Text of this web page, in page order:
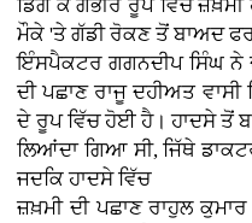
ਡਿੱਗ ਕੇ ਗੰਭੀਰ ਰੂਪ ਵਿੱਚ
ਮੌਕੇ 'ਤੇ ਗੱਡੀ ਰੋਕਣ ਤੋਂ ਬਾਅਦ
ਇੰਸਪੈਕਟਰ ਗਗਨਦੀਪ ਸਿੰਘ ਨੇ
ਦੀ ਪਛਾਣ ਰਾਜੂ ਦਹੀਅਤ ਵਾਸੀ
ਦੇ ਰੂਪ ਵਿੱਚ ਹੋਈ ਹੈ। ਹਾਦਸੇ ਤੋਂ
ਲਿਆਂਦਾ ਗਿਆ ਸੀ, ਜਿੱਥੇ
ਜਦਕਿ ਹਾਦਸੇ ਵਿੱਚ
ਜ਼ਖ਼ਮੀ ਦੀ ਪਛਾਣ ਰਾਹੁਲ ਕੁਮਾਰ